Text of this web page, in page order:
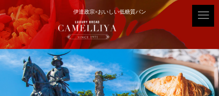
伊達政宗×おいしい低糖質パン